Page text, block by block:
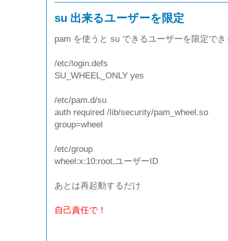
su 出来るユーザーを限定
pam を使うと su できるユーザーを限定でき
/etc/login.defs
SU_WHEEL_ONLY yes
/etc/pam.d/su
auth required /lib/security/pam_wheel.so
group=wheel
/etc/group
wheel:x:10:root,ユーザーID
あとは再起動するだけ
自己責任で！